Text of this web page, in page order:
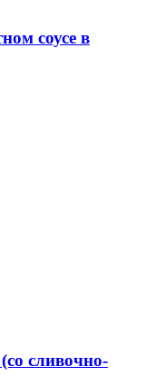
соусе в
сливочно-